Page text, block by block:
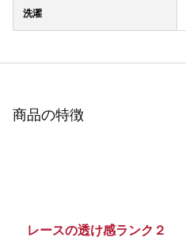
洗濯
商品の特徴
レースの透け感ランク２